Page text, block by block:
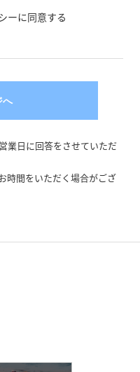
ーに同意する
業日に回答をさせていただ
時間をいただく場合がござ